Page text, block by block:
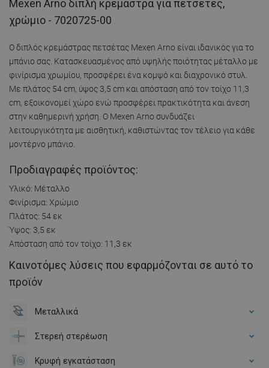
Mexen Arno διπλή κρεμάστρα για πετσέτες,
χρώμιο - 7020725-00
Ο διπλός κρεμάστρας πετσέτας Mexen Arno είναι ιδανικός για το
μπάνιο σας. Κατασκευασμένος από υψηλής ποιότητας μέταλλο με
φινίρισμα χρωμίου, προσφέρει ένα κομψό και διαχρονικό στυλ.
Με πλάτος 54 cm, ύψος 3,5 cm και απόσταση από τον τοίχο 11,3
cm, εξοικονομεί χώρο ενώ προσφέρει πρακτικότητα και άνεση
στην καθημερινή χρήση. Ο Mexen Arno συνδυάζει
λειτουργικότητα με αισθητική, καθιστώντας τον τέλειο για κάθε
μοντέρνο μπάνιο.
Προδιαγραφές προϊόντος:
Υλικό: Μέταλλο
Φινίρισμα: Χρώμιο
Πλάτος: 54 εκ
Ύψος: 3,5 εκ
Απόσταση από τον τοίχο: 11,3 εκ
Καινοτόμες λύσεις που εφαρμόζονται σε αυτό το
προϊόν
Μεταλλικά
Στερεή στερέωση
Κρυφή εγκατάσταση